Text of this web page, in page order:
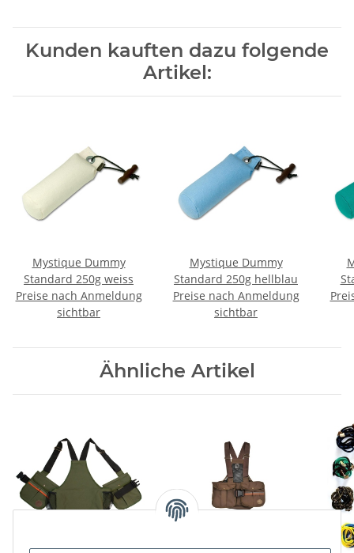
Kunden kauften dazu folgende
Artikel:
Mystique Dummy
Standard 250g weiss
Preise nach Anmeldung
sichtbar
Mystique Dummy
Standard 250g hellblau
Preise nach Anmeldung
sichtbar
Ähnliche Artikel